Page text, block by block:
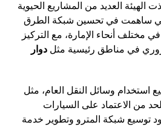
الهيئة العديد من المشاريع الحيوية
ساهمت في تحسين شبكة الطرق
مختلف أنحاء الإمارة، مع التركيز
في مناطق رئيسية مثل دوار
استخدام وسائل النقل العام، مثل
من الاعتماد على السيارات
توسيع شبكة المترو وتطوير خدمة